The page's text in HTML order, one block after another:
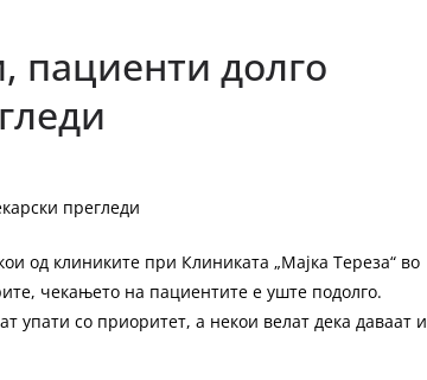
пациенти долго
прегледи
од клиниките при Клиниката „Мајка Тереза“ во
чекањето на пациентите е уште подолго.
упати со приоритет, а некои велат дека даваат и